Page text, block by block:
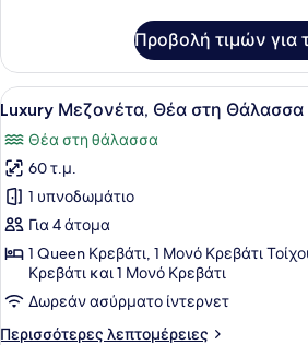
Μεζονέτα,
Θέα
στη
Θάλασσα
Προβολή τιμών για
Προβολή
όλων
των
φωτογραφιών
για
Luxury
Μεζονέτα,
Θέα
στη
Θάλασσα
Ένα
1
Luxury Μεζονέτα, Θέα στη Θάλασσα
Θέα στη θάλασσα
60 τ.μ.
1 υπνοδωμάτιο
Για 4 άτομα
1 Queen Κρεβάτι, 1 Μονό Κρεβάτι
Κρεβάτι και 1 Μονό Κρεβάτι
Δωρεάν ασύρματο ίντερνετ
Περισσότερες λεπτομέρειες
Περισσότερες